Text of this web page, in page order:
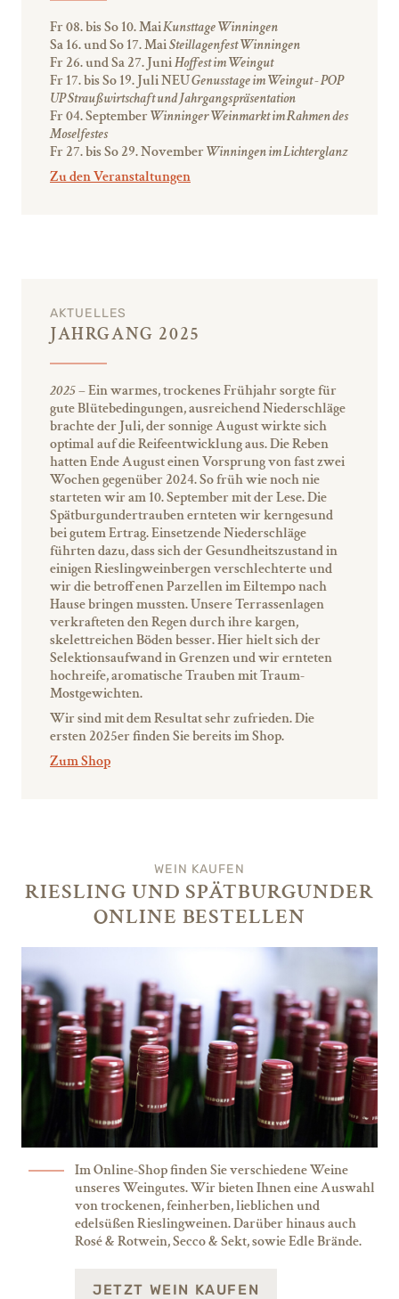
Fr 08. bis So 10. MaiKunsttage Winningen
Sa 16. und So 17. MaiSteillagenfest Winningen
Fr 26. und Sa 27. JuniHoffest im Weingut
Fr 17. bis So 19. JuliNEUGenusstage im Weingut - POP
UP Straußwirtschaft und Jahrgangspräsentation
Fr 04. SeptemberWinninger Weinmarkt im Rahmen des
Moselfestes
Fr 27. bis So 29. NovemberWinningen im Lichterglanz
Zu den Veranstaltungen
AKTUELLES
JAHRGANG 2025
2025– Ein warmes, trockenes Frühjahr sorgte für
gute Blütebedingungen, ausreichend Niederschläge
brachte der Juli, der sonnige August wirkte sich
optimal auf die Reifeentwicklung aus. Die Reben
hatten Ende August einen Vorsprung von fast zwei
Wochen gegenüber 2024. So früh wie noch nie
starteten wir am 10. September mit der Lese. Die
Spätburgundertrauben ernteten wir kerngesund
bei gutem Ertrag. Einsetzende Niederschläge
führten dazu, dass sich der Gesundheitszustand in
einigen Rieslingweinbergen verschlechterte und
wir die betroffenen Parzellen im Eiltempo nach
Hause bringen mussten. Unsere Terrassenlagen
verkrafteten den Regen durch ihre kargen,
skelettreichen Böden besser. Hier hielt sich der
Selektionsaufwand in Grenzen und wir ernteten
hochreife, aromatische Trauben mit Traum-
Mostgewichten.
Wir sind mit dem Resultat sehr zufrieden. Die
ersten 2025er finden Sie bereits im Shop.
Zum Shop
WEIN KAUFEN
RIESLING UND SPÄTBURGUNDER
ONLINE BESTELLEN
Im Online-Shop finden Sie verschiedene Weine
unseres Weingutes. Wir bieten Ihnen eine Auswahl
von trockenen, feinherben, lieblichen und
edelsüßen Rieslingweinen. Darüber hinaus auch
Rosé & Rotwein, Secco & Sekt, sowie Edle Brände.
JETZT WEIN KAUFEN